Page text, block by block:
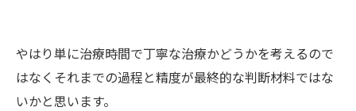
やはり単に治療時間で丁寧な治療かどうかを考えるので
はなくそれまでの過程と精度が最終的な判断材料ではな
いかと思います。